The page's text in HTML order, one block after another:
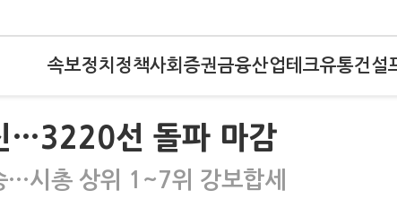
속보정치 정책사회 증권금융산업테크유통건설
…3220선 돌파 마감
…시총 상위 1~7위 강보합세